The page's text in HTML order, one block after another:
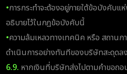
•การกระทำจะต้องอยู่ภายใต้ข้อบังคับ
อธิบายไว้ในกฎข้อบังคับนี้
•ความล้มเหลวทางเทคนิค หรือ สถาน
ดำเนินการอย่างทันทีของบริษัทสะดุดลง
6.9. หากเงินที่บริษัทส่งไปตามคำขอถ